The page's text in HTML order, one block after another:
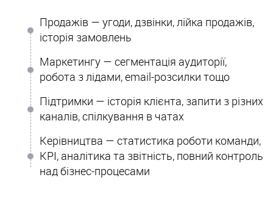
Продажів — угоди, дзвінки, лійка продажів,
історія замовлень
Маркетингу — сегментація аудиторії,
робота з лідами, email-розсилки тощо
Підтримки — історія клієнта, запити з різних
каналів, спілкування в чатах
Керівництва — статистика роботи команди,
KPI, аналітика та звітність, повний контроль
над бізнес-процесами